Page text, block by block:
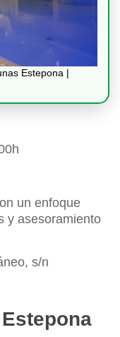
Estepona |
un enfoque
y asesoramiento
s/n